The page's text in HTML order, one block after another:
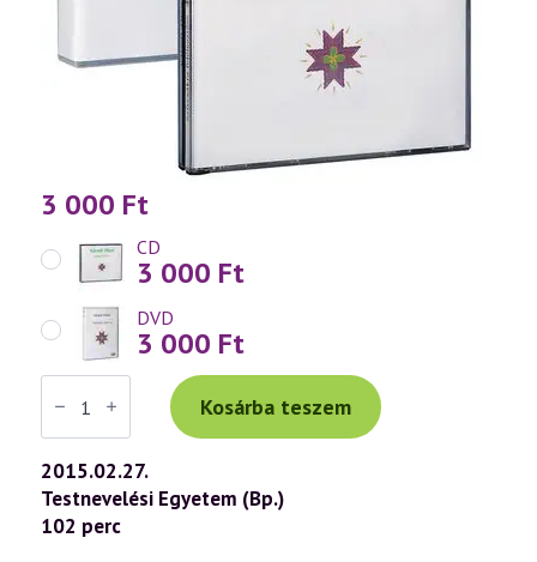
3 000 Ft
CD
3 000 Ft
DVD
3 000 Ft
Váradi
Tibor
előadás
(696)
—
Az
emberi
lét
titkai
Kosárba teszem
2015.02.27.
Testnevelési Egyetem (Bp.)
102 perc